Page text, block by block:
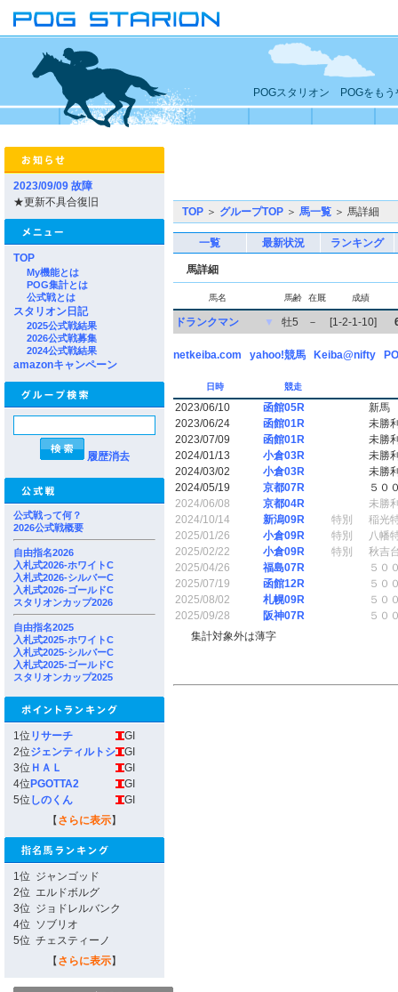
POGスタリオン POGをもう
2023/09/09 故障
★更新不具合復旧
TOP
My機能とは
POG集計とは
公式戦とは
スタリオン日記
2025公式戦結果
2026公式戦募集
2024公式戦結果
amazonキャンペーン
履歴消去
公式戦って何？
2026公式戦概要
自由指名2026
入札式2026-ホワイトC
入札式2026-シルバーC
入札式2026-ゴールドC
スタリオンカップ2026
自由指名2025
入札式2025-ホワイトC
入札式2025-シルバーC
入札式2025-ゴールドC
スタリオンカップ2025
1位 リサーチ
GI
2位ジェンティルトシ
GI
3位 ＨＡＬ
GI
4位 PGOTTA2
GI
5位 しのくん
GI
【 さらに表示】
1位 ジャンゴッド
2位 エルドボルグ
3位 ジョドレルバンク
4位 ソブリオ
5位 チェスティーノ
【 さらに表示】
TOP ＞ グループTOP ＞ 馬一覧 ＞ 馬詳細
一覧 最新状況 ランキング
馬詳細
馬名 馬齢 在厩 成績
ドランクマン ▼ 牡5 － [1-2-1-10]
netkeiba.com yahoo!競馬 Keiba@nifty
日時 競走
2023/06/10 函館05R
新馬
2023/06/24
函館01R
未勝
2023/07/09
函館01R
未勝
2024/01/13
小倉03R
未勝
2024/03/02
小倉03R
未勝
2024/05/19
京都07R
５０
2024/06/08
京都04R
未勝
2024/10/14
新潟09R 特別
稲光
2025/01/26
小倉09R 特別
八幡
2025/02/22
小倉09R 特別
秋吉
2025/04/26
福島07R
５０
2025/07/19
函館12R
５０
2025/08/02
札幌09R
５０
2025/09/28
阪神07R
５０
集計対象外は薄字